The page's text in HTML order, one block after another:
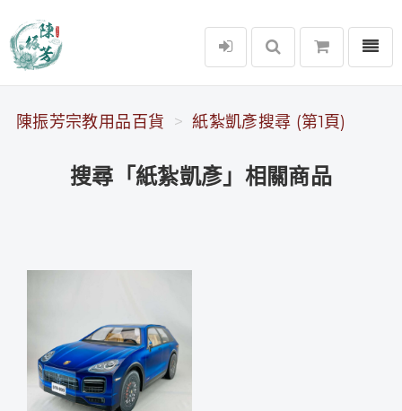
陳振芳宗教用品百貨
選單
陳振芳宗教用品百貨 紙紮凱彥搜尋 (第1頁)
搜尋「紙紮凱彥」相關商品